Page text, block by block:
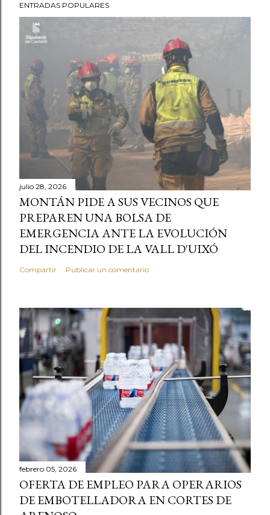
ENTRADAS POPULARES
julio 28, 2026
MONTÁN PIDE A SUS VECINOS QUE
PREPAREN UNA BOLSA DE
EMERGENCIA ANTE LA EVOLUCIÓN
DEL INCENDIO DE LA VALL D'UIXÓ
Compartir Publicar un comentario
febrero 05, 2026
OFERTA DE EMPLEO PARA OPERARIOS
DE EMBOTELLADORA EN CORTES DE